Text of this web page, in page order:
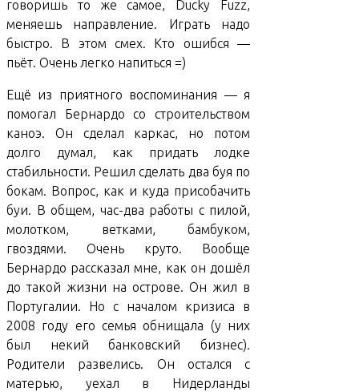
говоришь то же самое, Ducky Fuzz,
меняешь направление. Играть надо
быстро. В этом смех. Кто ошибся —
пьёт. Очень легко напиться =)
Ещё из приятного воспоминания — я
помогал Бернардо со строительством
каноэ. Он сделал каркас, но потом
долго думал, как придать лодке
стабильности. Решил сделать два буя по
бокам. Вопрос, как и куда присобачить
буи. В общем, час-два работы с пилой,
молотком, ветками, бамбуком,
гвоздями. Очень круто. Вообще
Бернардо рассказал мне, как он дошёл
до такой жизни на острове. Он жил в
Португалии. Но с началом кризиса в
2008 году его семья обнищала (у них
был некий банковский бизнес).
Родители развелись. Он остался с
матерью, уехал в Нидерланды